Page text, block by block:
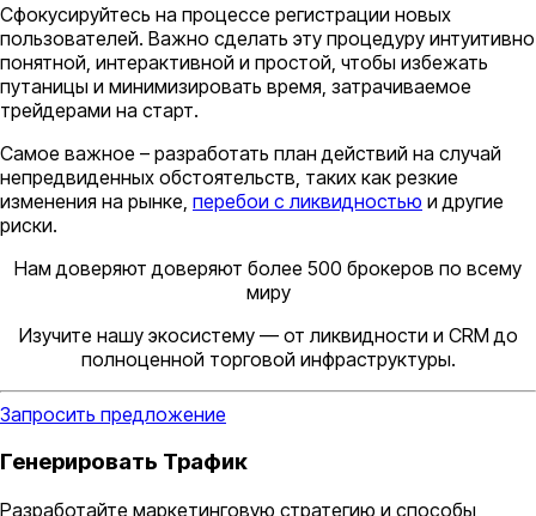
Сфокусируйтесь на процессе регистрации новых
пользователей. Важно сделать эту процедуру интуитивно
понятной, интерактивной и простой, чтобы избежать
путаницы и минимизировать время, затрачиваемое
трейдерами на старт.
Самое важное – разработать план действий на случай
непредвиденных обстоятельств, таких как резкие
изменения на рынке, перебои с ликвидностью и другие
риски.
Нам доверяют доверяют более 500 брокеров по всему
миру
Изучите нашу экосистему — от ликвидности и CRM до
полноценной торговой инфраструктуры.
Запросить предложение
Генерировать Трафик
Разработайте маркетинговую стратегию и способы